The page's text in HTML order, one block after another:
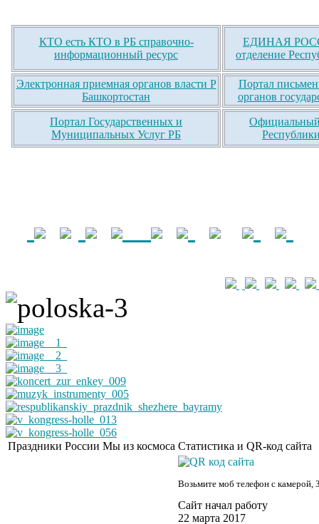
КТО есть КТО в РБ справочно-
информационный ресурс
ЕДИНАЯ
отделение
Электронная приемная органов власти Р
Башкортостан
Портал
органов
Портал Государственных и
Муниципальных Услуг РБ
Официальный
Праздники России Мы из космоса Статистика и QR-код сайта
Возьмите моб телефон с камерой,
Сайт начал работу
22 марта 2017